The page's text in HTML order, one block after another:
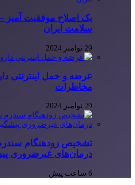
یک اصلاح موفقیت آمیز
سلامت ایران
29 نوامبر 2024
عرضه و حمل اینترنتی
مخاطرات
29 نوامبر 2024
تشخیص زودهنگام
درمان‌های غیرضروری
6 ساعت پیش